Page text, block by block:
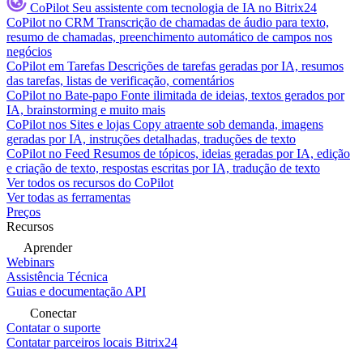
CoPilot Seu assistente com tecnologia de IA no Bitrix24
CoPilot no CRM Transcrição de chamadas de áudio para texto,
resumo de chamadas, preenchimento automático de campos nos
negócios
CoPilot em Tarefas Descrições de tarefas geradas por IA, resumos
das tarefas, listas de verificação, comentários
CoPilot no Bate-papo Fonte ilimitada de ideias, textos gerados por
IA, brainstorming e muito mais
CoPilot nos Sites e lojas Copy atraente sob demanda, imagens
geradas por IA, instruções detalhadas, traduções de texto
CoPilot no Feed Resumos de tópicos, ideias geradas por IA, edição
e criação de texto, respostas escritas por IA, tradução de texto
Ver todos os recursos do CoPilot
Ver todas as ferramentas
Preços
Recursos
Aprender
Webinars
Assistência Técnica
Guias e documentação API
Conectar
Contatar o suporte
Contatar parceiros locais Bitrix24